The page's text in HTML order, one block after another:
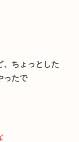
、ちょっとした
ったで